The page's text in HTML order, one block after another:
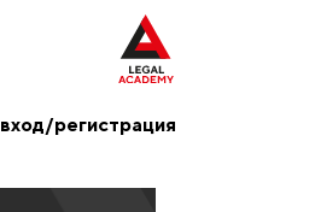
вход/регистрация